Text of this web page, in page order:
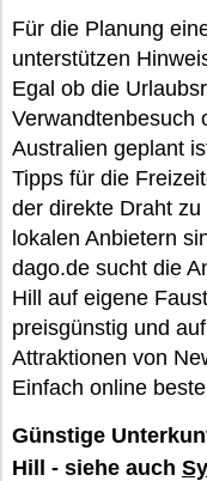
Für die Planung
unterstützen
Egal ob die
Verwandtenbesuch
Australien geplant
Tipps für die
der direkte Draht
lokalen Anbietern
dago.de sucht die
Hill auf eigene
preisgünstig und
Attraktionen von
Einfach online
Günstige
Hill - siehe auch